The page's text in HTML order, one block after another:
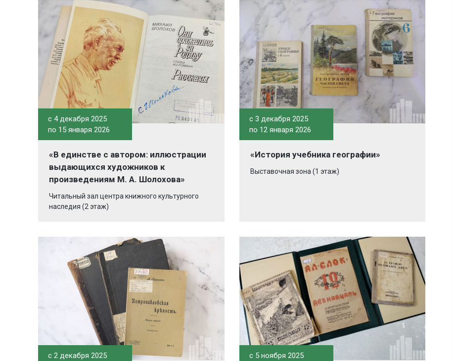
c 4 декабря 2025
по 15 января 2026
«В единстве с автором: иллюстрации
выдающихся художников к
произведениям М. А. Шолохова»
Читальный зал центра книжного культурного
наследия (2 этаж)
c 3 декабря 2025
по 12 января 2026
«История учебника географии»
Выставочная зона (1 этаж)
c 2 декабря 2025
c 5 ноября 2025